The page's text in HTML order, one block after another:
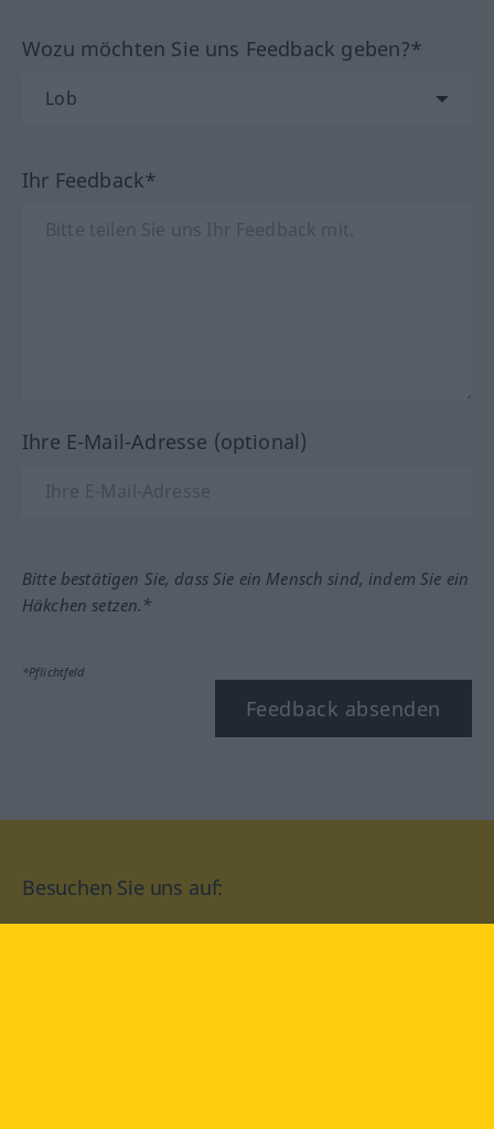
Wozu möchten Sie uns Feedback geben?*
Ihr Feedback*
Ihre E-Mail-Adresse (optional)
Bitte bestätigen Sie, dass Sie ein Mensch sind, indem Sie ein
Häkchen setzen.*
*Pflichtfeld
Feedback absenden
Besuchen Sie uns auf: